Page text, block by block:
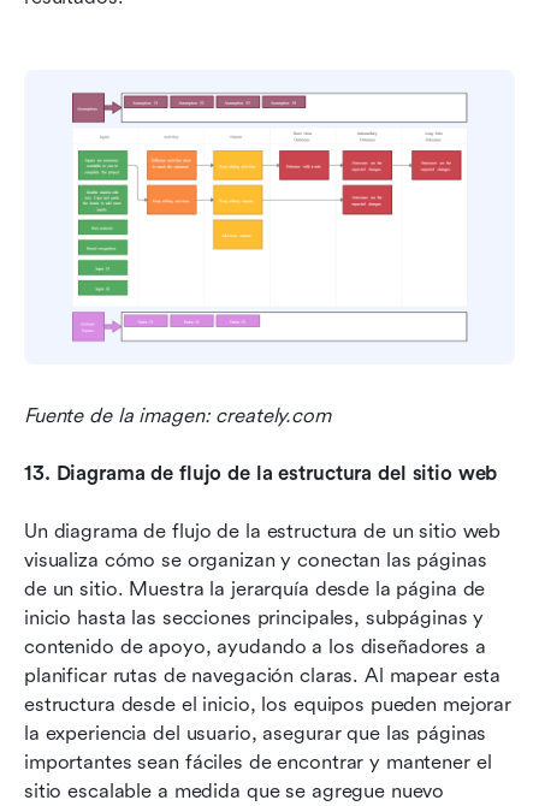
Fuente de la imagen: creately.com
13. Diagrama de flujo de la estructura del sitio web
Un diagrama de flujo de la estructura de un sitio web
visualiza cómo se organizan y conectan las páginas
de un sitio. Muestra la jerarquía desde la página de
inicio hasta las secciones principales, subpáginas y
contenido de apoyo, ayudando a los diseñadores a
planificar rutas de navegación claras. Al mapear esta
estructura desde el inicio, los equipos pueden mejorar
la experiencia del usuario, asegurar que las páginas
importantes sean fáciles de encontrar y mantener el
sitio escalable a medida que se agregue nuevo